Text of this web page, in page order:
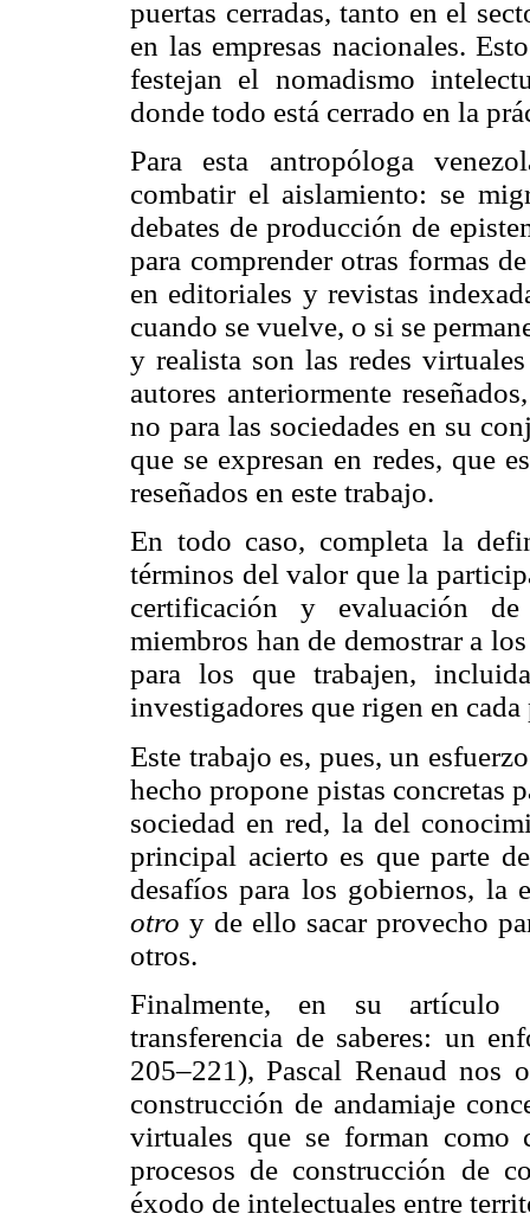
puertas cerradas, tanto en el
en las empresas nacionales.
festejan el nomadismo
donde todo está cerrado en la
Para esta antropóloga
combatir el aislamiento: se
debates de producción de
para comprender otras formas
en editoriales y revistas
cuando se vuelve, o si se
y realista son las redes
autores anteriormente
no para las sociedades en su
que se expresan en redes, que
reseñados en este trabajo.
En todo caso, completa la
términos del valor que la
certificación y evaluación
miembros han de demostrar a
para los que trabajen,
investigadores que rigen en cada
Este trabajo es, pues, un
hecho propone pistas concretas
sociedad en red, la del
principal acierto es que parte
desafíos para los gobiernos, la
otro y de ello sacar provecho
otros.
Finalmente, en su artículo
transferencia de saberes: un
205–221), Pascal Renaud nos
construcción de andamiaje
virtuales que se forman como
procesos de construcción de
éxodo de intelectuales entre